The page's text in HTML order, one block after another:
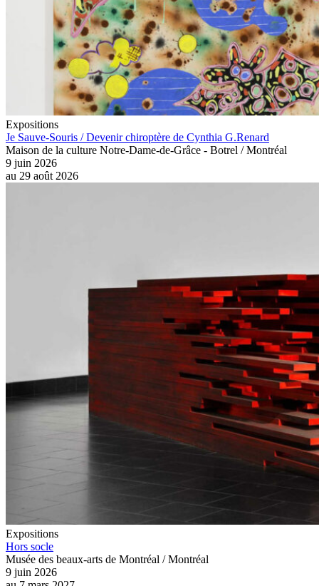
Expositions
Je Sauve-Souris / Devenir chiroptère de Cynthia G.Renard
Maison de la culture Notre-Dame-de-Grâce - Botrel / Montréal
9 juin 2026
au 29 août 2026
Expositions
Hors socle
Musée des beaux-arts de Montréal / Montréal
9 juin 2026